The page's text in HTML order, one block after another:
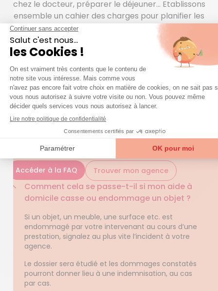
chez le docteur, préparer le déjeuner… Etablissons
ensemble un cahier des charges pour planifier les
interventions de votre aide à domicile. Afin rassurer
nos bénéficiaires ? tout moment, Azaé a recours à
un service de téléassistance moderne et simple
d’utilisation. Et rappelons que le CESU est un mode
de règlement avantageux pour ceux qui hésitent à
employer une aide à domicile.
QUESTIONS FRÉQUENTES
question sur nos services ?
Accéder à la FAQ Trouver mon agence
Comment cela se passe-t-il si mon aide à
domicile casse ou endommage un objet ?
Si un objet, un meuble, une surface etc. est
endommagé par votre intervenant au cours d’une
prestation, signalez au plus vite l’incident à votre
agence.
Le dossier sera étudié et les dommages constatés
pourront donner lieu à une indemnisation, au cas
par cas.